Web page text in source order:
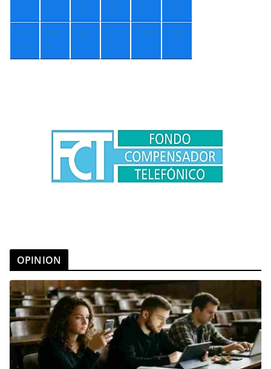
7°
4°
4°
5°
2°
2°
+1
5°
+5
°
+6
°
+5
°
+4° +3°
OPINION